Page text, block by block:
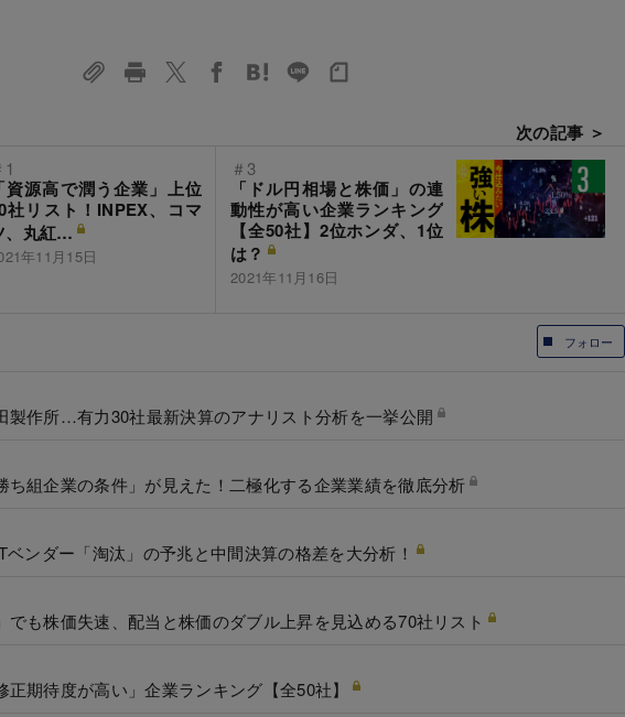
1
「資源高で潤う企業」上位
社リスト！INPEX、コマ
、丸紅…
年11月15日
次の記事 ＞
＃3
「ドル円相場と株価」の連
動性が高い企業ランキング
【全50社】2位ホンダ、1位
は？
2021年11月16日
フォロー
製作所…有力30社最新決算のアナリスト分析を一挙公開
ち組企業の条件」が見えた！二極化する企業業績を徹底分析
ンダー「淘汰」の予兆と中間決算の格差を大分析！
も株価失速、配当と株価のダブル上昇を見込める70社リスト
期待度が高い」企業ランキング【全50社】